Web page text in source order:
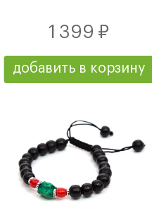
1 399 ₽
добавить в корзину